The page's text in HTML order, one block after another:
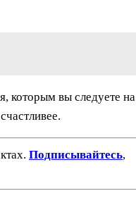
которым вы следуете на
Подписывайтесь,